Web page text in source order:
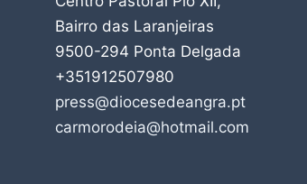
Bairro das Laranjeiras
9500-294 Ponta Delgada
+351912507980
press@diocesedeangra.pt
carmorodeia@hotmail.com